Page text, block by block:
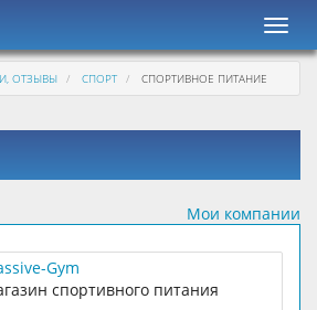
ОТЗЫВЫ СПОРТ СПОРТИВНОЕ ПИТАНИЕ
Мои компании
Gym
спортивного питания